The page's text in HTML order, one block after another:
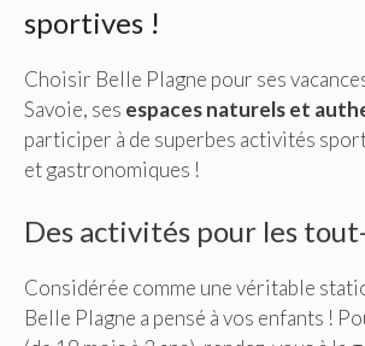
sportives !
Choisir Belle Plagne pour ses
Savoie, ses espaces naturels et
participer à de superbes activités
et gastronomiques !
Des activités pour les
Considérée comme une véritable
Belle Plagne a pensé à vos enfants !